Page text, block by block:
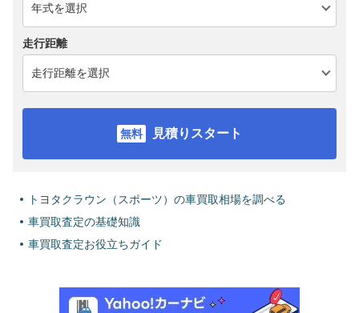
走行距離
見積りスタート
トヨタクラウン（スポーツ）の車買取相場を調べる
車買取査定の基礎知識
車買取査定お役立ちガイド